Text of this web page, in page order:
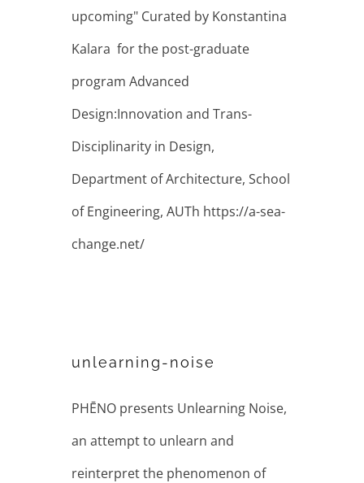
upcoming" Curated by Konstantina
Kalara for the post-graduate
program Advanced
Design:Innovation and Trans-
Disciplinarity in Design,
Department of Architecture, School
of Engineering, AUTh https://a-sea-
change.net/
unlearning-noise
PHĒNO presents Unlearning Noise,
an attempt to unlearn and
reinterpret the phenomenon of